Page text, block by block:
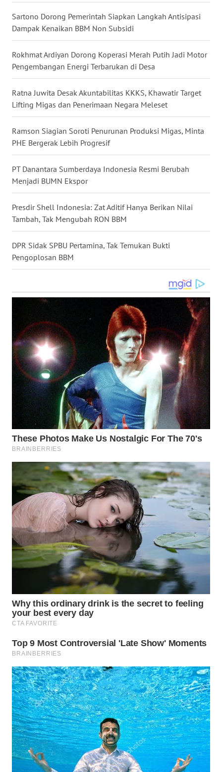
Sartono Dorong Pemerintah Siapkan Langkah Antisipasi
Dampak Kenaikan BBM Non Subsidi
Rokhmat Ardiyan Dorong Koperasi Merah Putih Jadi Motor
Pengembangan Energi Terbarukan di Desa
Ratna Juwita Desak Akuntabilitas KKKS, Khawatir Target
Lifting Migas dan Penerimaan Negara Meleset
Ramson Siagian Soroti Penurunan Produksi Migas, Minta
PHE Bergerak Lebih Progresif
PT Danantara Sumberdaya Indonesia Resmi Berubah
Menjadi BUMN Ekspor
Presdir Shell Indonesia: Zat Aditif Hanya Berikan Nilai
Tambah, Tak Mengubah RON BBM
DPR Sidak SPBU Pertamina, Tak Temukan Bukti
Pengoplosan BBM
WN
JOGJA
JATIM
BALI
KALBAR
WN
KALTENG
WN
KALTARA
WN
WN
SULSEL
WN
GORONTALO
WN
SULUT
WN
MALUKU
WN
MALUT
WN
DAIRI
WN
WN
NIAS
WN
LANGKAT
WN
TAPANULI
SELATAN
WN
TANJUNG
LESUNG